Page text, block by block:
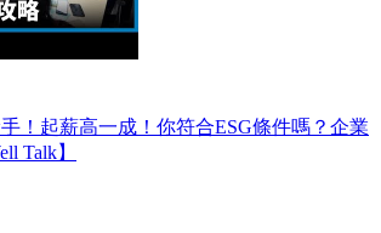
！起薪高一成！你符合ESG條件嗎？企業
Talk】